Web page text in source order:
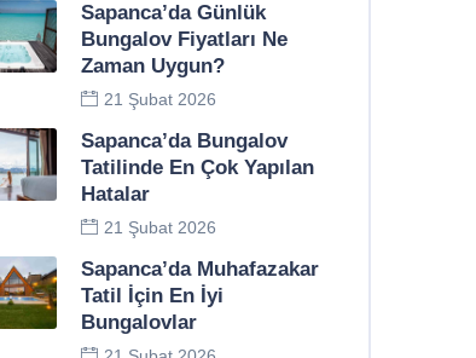
Sapanca’da Günlük
Bungalov Fiyatları Ne
Zaman Uygun?
21 Şubat 2026
Sapanca’da Bungalov
Tatilinde En Çok Yapılan
Hatalar
21 Şubat 2026
Sapanca’da Muhafazakar
Tatil İçin En İyi
Bungalovlar